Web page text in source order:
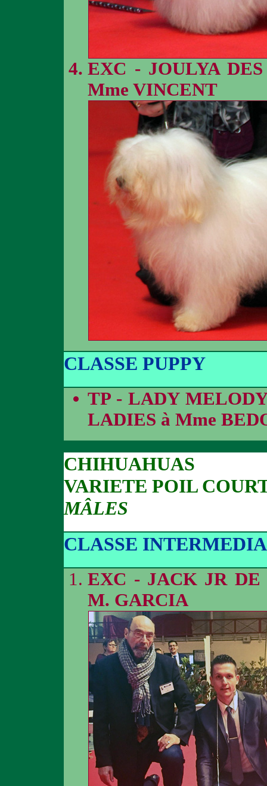
EXC - JOULYA
Mme VINCENT
CLASSE PUPPY
TP - LADY
LADIES à Mme
CHIHUAHUAS
VARIETE POIL
MÂLES
CLASSE
EXC - JACK JR
M. GARCIA